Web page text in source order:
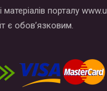
порталу
є обов’язковим.